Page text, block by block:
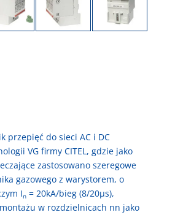
przepięć do sieci AC i DC
VG firmy CITEL, gdzie jako
zastosowano szeregowe
gazowego z warystorem, o
In= 20kA/bieg (8/20µs),
w rozdzielnicach nn jako